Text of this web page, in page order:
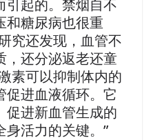
引起的。禁烟自不
和糖尿病也很重
究还发现，血管不
，还分泌返老还童
素可以抑制体内的
促进血液循环。它
促进新血管生成的
活力的关键。”